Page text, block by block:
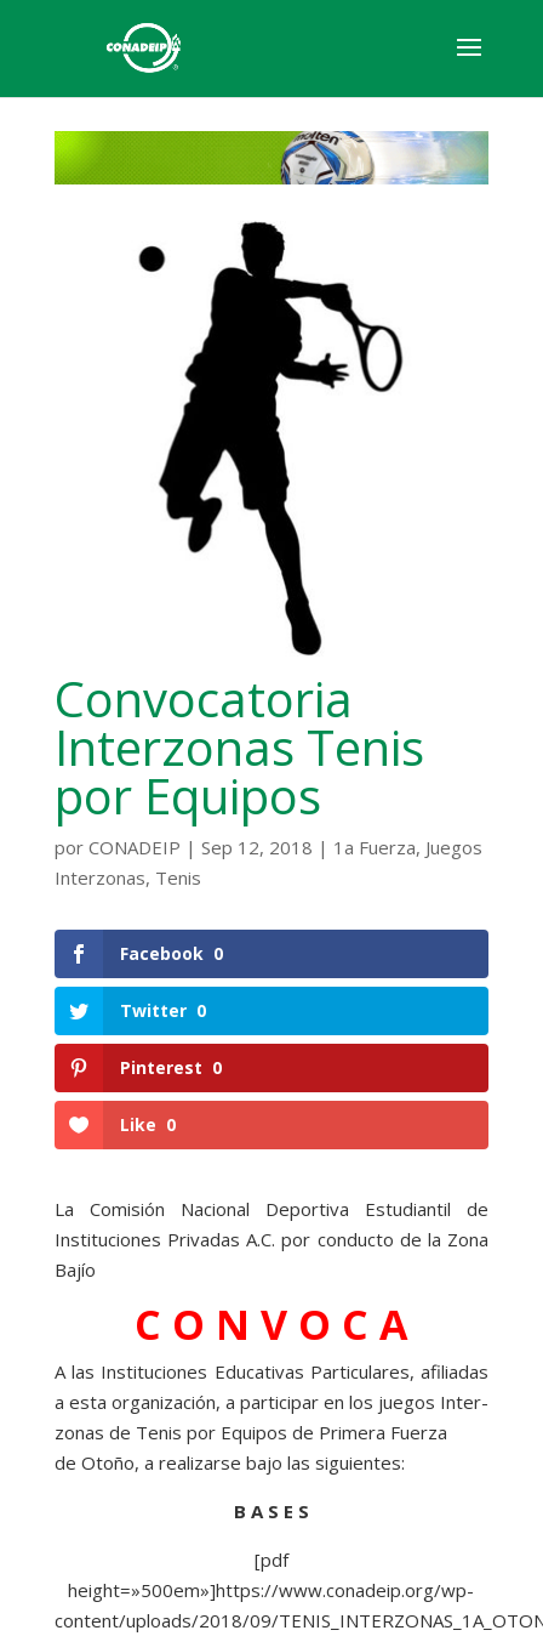
Convocatoria
Interzonas Tenis
por Equipos
por CONADEIP | Sep 12, 2018 | 1a Fuerza, Juegos
Interzonas, Tenis
Facebook 0
Twitter 0
Pinterest 0
Like 0
La Comisión Nacional Deportiva Estudiantil de
Instituciones Privadas A.C. por conducto de la Zona
Bajío
C O N V O C A
A las Instituciones Educativas Particulares, afiliadas
a esta organización, a participar en los juegos Inter-
zonas de Tenis por Equipos de Primera Fuerza
de Otoño, a realizarse bajo las siguientes:
B A S E S
[pdf
height=»500em»]https://www.conadeip.org/wp-
content/uploads/2018/09/